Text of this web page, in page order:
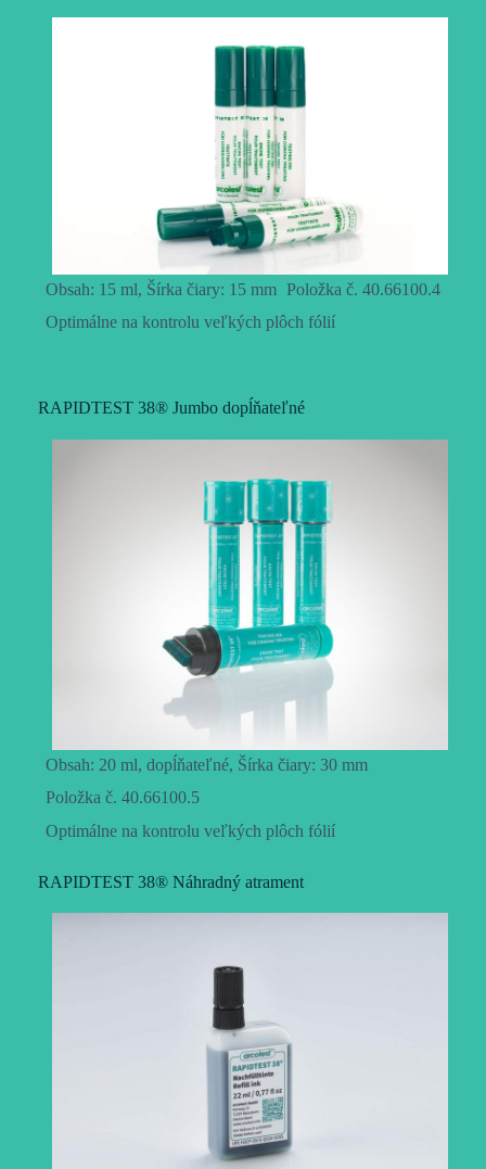
Obsah: 15 ml, Šírka čiary: 15 mm Položka č. 40.66100.4
Optimálne na kontrolu veľkých plôch fólií
RAPIDTEST 38® Jumbo dopĺňateľné
Obsah: 20 ml, dopĺňateľné, Šírka čiary: 30 mm
Položka č. 40.66100.5
Optimálne na kontrolu veľkých plôch fólií
RAPIDTEST 38® Náhradný atrament